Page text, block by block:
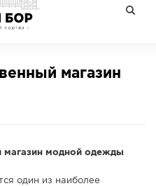
магазин
магазин модной одежды
один из наиболее